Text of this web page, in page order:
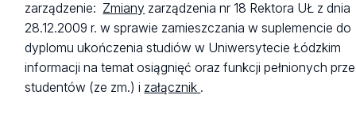
zarządzenie: Zmiany zarządzenia nr 18 Rektora UŁ z dnia
28.12.2009 r. w sprawie zamieszczania w suplemencie do
dyplomu ukończenia studiów w Uniwersytecie Łódzkim
informacji na temat osiągnięć oraz funkcji pełnionych
studentów (ze zm.) i załącznik .